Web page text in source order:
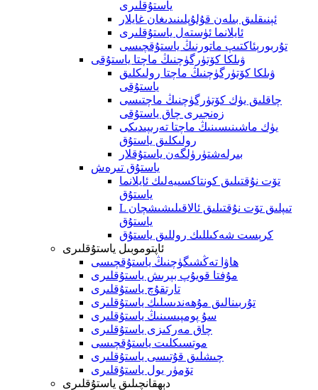
ياستۇقلىرى
ئېنىقلىق بىلەن قۇلۇپلىنىدىغان غايلار
ئايلانما ئۈستەل ياستۇقلىرى
تۇربورېئاكتىپ ماتورنىڭ ياستۇقچىسى
ۋىلكا كۆتۈرگۈچنىڭ ماچتا ياستۇقى
ۋىلكا كۆتۈرگۈچنىڭ ماچتا رولىكلىق
ياستۇقى
چاقلىق يۈك كۆتۈرگۈچنىڭ ماچتىسى
زەنجىرى چاق ياستۇقى
يۈك ماشىنىسىنىڭ ماچتا تەرىپىدىكى
رولىكلىق ياستۇق
بىرلەشتۈرۈلگەن ياستۇقلار
ياستۇق تىرەش
تۆت نۇقتىلىق كونتاكسىيەلىك ئايلانما
ياستۇق
L تىپلىق تۆت نۇقتىلىق ئالاقىلىشىشچان
ياستۇق
كرېست شەكىللىك روللىق ياستۇق
ئاپتوموبىل ياستۇقلىرى
ھاۋا تەڭشىگۈچنىڭ ياستۇقچىسى
مۇفتا قويۇپ بېرىش ياستۇقلىرى
تارتقۇچ ياستۇقلىرى
تۇربىنالىق مۇھەندىسلىك ياستۇقلىرى
سۇ پومپىسىنىڭ ياستۇقلىرى
چاق مەركىزى ياستۇقلىرى
موتسىكلىت ياستۇقچىسى
چىشلىق قۇتىسى ياستۇقلىرى
تۆمۈر يول ياستۇقلىرى
دېھقانچىلىق ياستۇقلىرى